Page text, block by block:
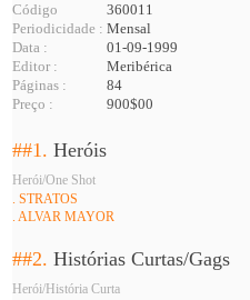
Código
360011
Periodicidade : Mensal
Data :
01-09-1999
Editor :
Meribérica
Páginas :
84
Preço :
900$00
##1.Heróis
Herói/One Shot
. STRATOS
. ALVAR MAYOR
##2.Histórias Curtas/Gags
Herói/História Curta